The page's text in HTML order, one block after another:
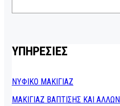
ΥΠΗΡΕΣΙΕΣ
ΝΥΦΙΚΟ ΜΑΚΙΓΙΑΖ
ΜΑΚΙΓΙΑΖ ΒΑΠΤΙΣΗΣ ΚΑΙ